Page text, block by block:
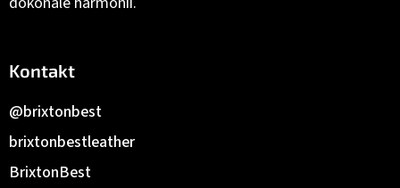
Kontakt
BrixtonBest
brixtonbestleather
@brixtonbest